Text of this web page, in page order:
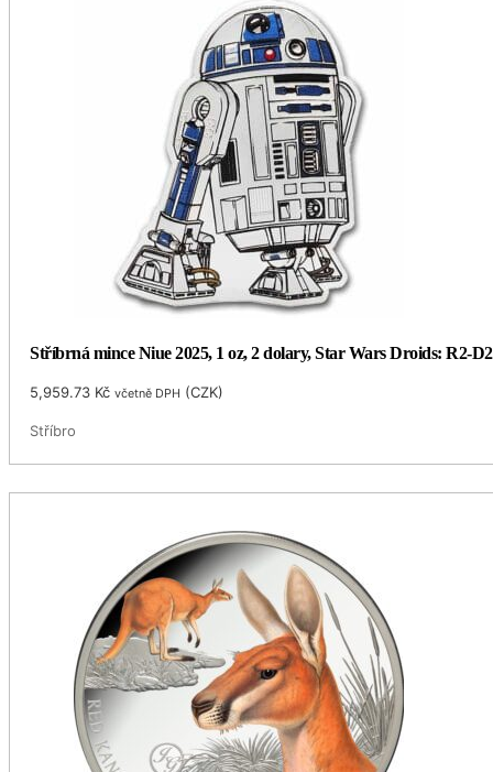
Stříbrná mince Niue 2025, 1 oz, 2 dolary, Star Wars Droids: R2-D2
5,959.73 Kč včetně DPH (CZK)
Stříbro